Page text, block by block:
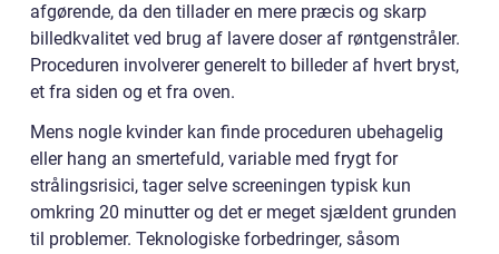
afgørende, da den tillader en mere præcis og skarp
billedkvalitet ved brug af lavere doser af røntgenstråler.
Proceduren involverer generelt to billeder af hvert bryst,
et fra siden og et fra oven.
Mens nogle kvinder kan finde proceduren ubehagelig
eller hang an smertefuld, variable med frygt for
strålingsrisici, tager selve screeningen typisk kun
omkring 20 minutter og det er meget sjældent grunden
til problemer. Teknologiske forbedringer, såsom